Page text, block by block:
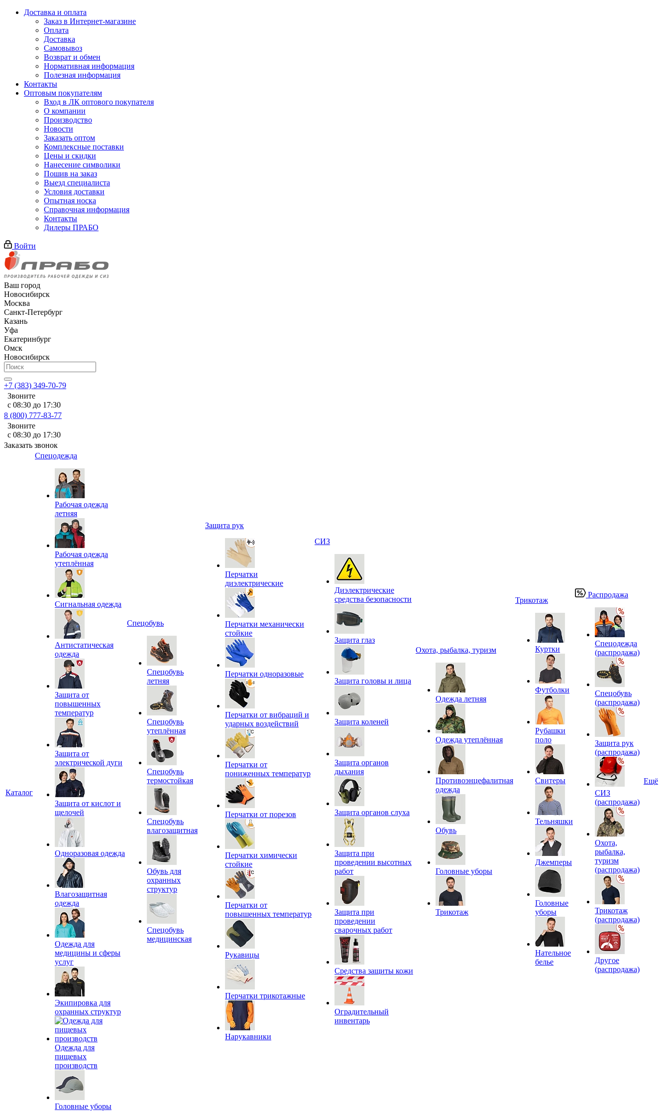
Доставка и оплата
Заказ в Интернет-магазине
Оплата
Доставка
Самовывоз
Возврат и обмен
Нормативная информация
Полезная информация
Контакты
Оптовым покупателям
Вход в ЛК оптового покупателя
О компании
Производство
Новости
Заказать оптом
Комплексные поставки
Цены и скидки
Нанесение символики
Пошив на заказ
Выезд специалиста
Условия доставки
Опытная носка
Справочная информация
Контакты
Дилеры ПРАБО
Войти
Ваш город
Новосибирск
Москва
Санкт-Петербург
Казань
Уфа
Екатеринбург
Омск
Новосибирск
+7 (383) 349-70-79
Звоните
с 08:30 до 17:30
8 (800) 777-83-77
Звоните
с 08:30 до 17:30
Заказать звонок
Каталог
Спецодежда
Рабочая одежда
летняя
Рабочая одежда
утеплённая
Сигнальная одежда
Антистатическая
одежда
Защита от
повышенных
температур
Защита от
электрической дуги
Защита от кислот и
щелочей
Одноразовая одежда
Влагозащитная
одежда
Одежда для
медицины и сферы
услуг
Экипировка для
охранных структур
Одежда для
пищевых
производств
Головные уборы
Спецобувь
Спецобувь
летняя
Спецобувь
утеплённая
Спецобувь
термостойкая
Спецобувь
влагозащитная
Обувь для
охранных
структур
Спецобувь
медицинская
Защита рук
Перчатки
диэлектрические
Перчатки механически
стойкие
Перчатки одноразовые
Перчатки от вибраций и
ударных воздействий
Перчатки от
пониженных температур
Перчатки от порезов
Перчатки химически
стойкие
Перчатки от
повышенных температур
Рукавицы
Перчатки трикотажные
Нарукавники
СИЗ
Диэлектрические
средства безопасности
Защита глаз
Защита головы и лица
Защита коленей
Защита органов
дыхания
Защита органов слуха
Защита при
проведении высотных
работ
Защита при
проведении
сварочных работ
Средства защиты кожи
Оградительный
инвентарь
Охота, рыбалка, туризм
Одежда летняя
Одежда утеплённая
Противоэнцефалитная
одежда
Обувь
Головные уборы
Трикотаж
Трикотаж
Куртки
Футболки
Рубашки
поло
Свитеры
Тельняшки
Джемперы
Головные
уборы
Нательное
белье
Распродажа
Спецодежда
(распродажа)
Спецобувь
(распродажа)
Защита рук
(распродажа)
СИЗ
(распродажа)
Охота,
рыбалка,
туризм
(распродажа)
Трикотаж
(распродажа)
Другое
(распродажа)
Ещё